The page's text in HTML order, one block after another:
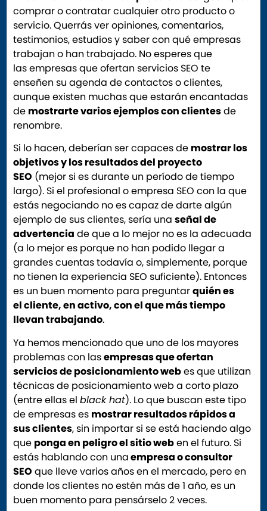
comprar o contratar cualquier otro producto o
servicio. Querrás ver opiniones, comentarios,
testimonios, estudios y saber con qué empresas
trabajan o han trabajado. No esperes que
las empresas que ofertan servicios SEO te
enseñen su agenda de contactos o clientes,
aunque existen muchas que estarán encantadas
de mostrarte varios ejemplos con clientesde
renombre.
Si lo hacen, deberían ser capaces de mostrar los
objetivos y los resultados del proyecto
SEO (mejor si es durante un período de tiempo
largo). Si el profesional o empresa SEO con la que
estás negociando no es capaz de darte algún
ejemplo de sus clientes, sería unaseñal de
advertencia de que a lo mejor no es la adecuada
(a lo mejor es porque no han podido llegar a
grandes cuentas todavía o, simplemente, porque
no tienen la experiencia SEO suficiente). Entonces
es un buen momento para preguntarquién es
el cliente, en activo, con el que más tiempo
llevan trabajando.
Ya hemos mencionado que uno de los mayores
problemas con lasempresas que ofertan
servicios de posicionamiento webes que utilizan
técnicas de posicionamiento web a corto plazo
(entre ellas elblack hat). Lo que buscan este tipo
de empresas es mostrar resultados rápidos a
sus clientes, sin importar si se está haciendo algo
que ponga en peligro el sitio weben el futuro. Si
estás hablando con unaempresa o consultor
SEO que lleve varios años en el mercado, pero en
donde los clientes no estén más de 1 año, es un
buen momento para pensárselo 2 veces.